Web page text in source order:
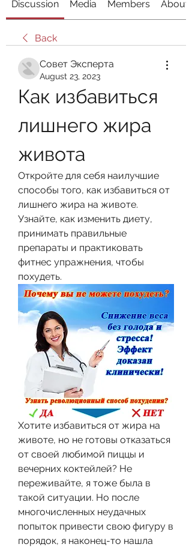
Discussion Media Members About
Back
Совет Эксперта
August 23, 2023
Как избавиться
лишнего жира
живота
Откройте для себя наилучшие
способы того, как избавиться от
лишнего жира на животе.
Узнайте, как изменить диету,
принимать правильные
препараты и практиковать
фитнес упражнения, чтобы
похудеть.
Хотите избавиться от жира на
животе, но не готовы отказаться
от своей любимой пиццы и
вечерних коктейлей? Не
переживайте, я тоже была в
такой ситуации. Но после
многочисленных неудачных
попыток привести свою фигуру в
порядок, я наконец-то нашла